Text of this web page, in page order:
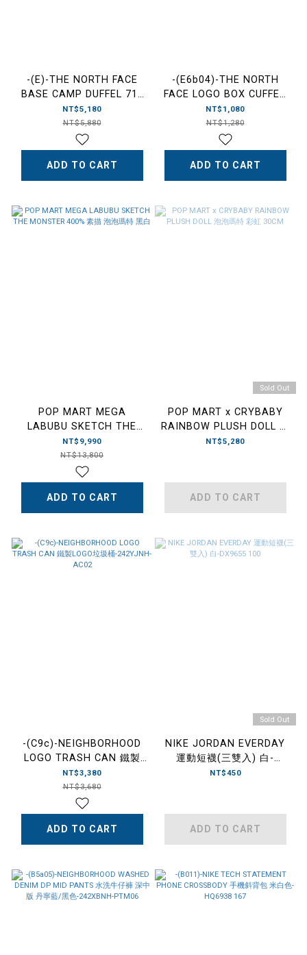
-(E)-THE NORTH FACE
BASE CAMP DUFFEL 71L
“MIDNIGHT MAUVE" 可收
納式 行李袋 -NF0A52SA-午
夜紫紅(53I)
NT$5,180
NT$5,880
ADD TO CART
-(E6b04)-THE NORTH
FACE LOGO BOX CUFFED
BEANIE 毛帽 -NF0A3FJX-
淺灰色(92O)
NT$1,080
NT$1,280
ADD TO CART
POP MART MEGA
LABUBU SKETCH THE
MONSTER 400% 素描 泡泡
瑪特 黑白
NT$9,990
NT$13,800
ADD TO CART
Sold Out
POP MART x CRYBABY
RAINBOW PLUSH DOLL 泡
泡瑪特 彩虹 30CM
NT$5,280
ADD TO CART
-(C9c)-NEIGHBORHOOD
LOGO TRASH CAN 鐵製
LOGO垃圾桶-242YJNH-
AC02
NT$3,380
NT$3,680
ADD TO CART
Sold Out
NIKE JORDAN EVERDAY
運動短襪(三雙入) 白-
DX9655 100
NT$450
ADD TO CART